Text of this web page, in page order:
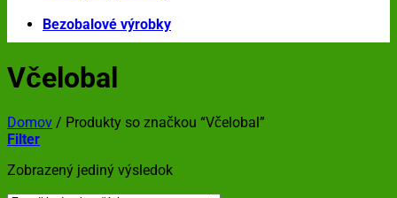
Bezobalové výrobky
Včelobal
Domov / Produkty so značkou “Včelobal”
Filter
Zobrazený jediný výsledok